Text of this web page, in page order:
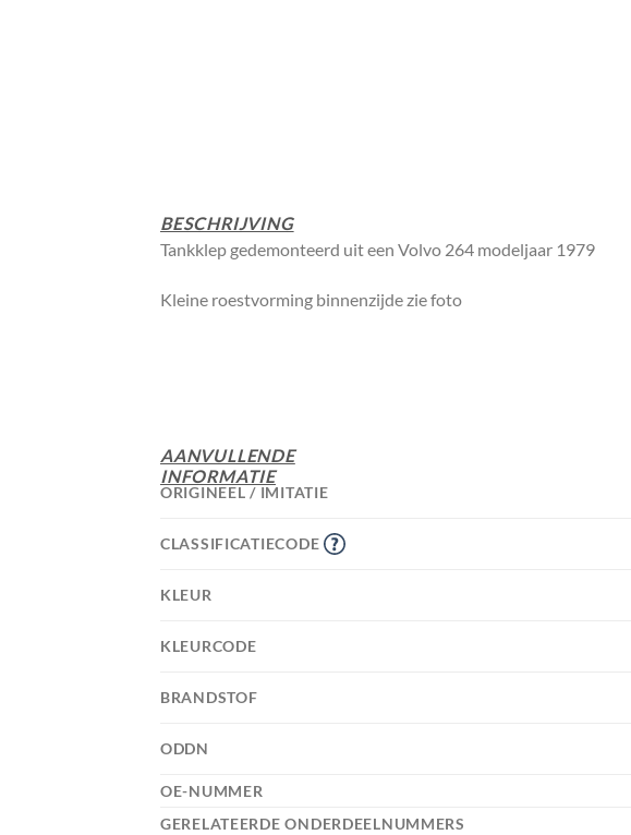
BESCHRIJVING
Tankklep gedemonteerd uit een Volvo 264 modeljaar 1979
Kleine roestvorming binnenzijde zie foto
AANVULLENDE
INFORMATIE
ORIGINEEL / IMITATIE
CLASSIFICATIECODE
KLEUR
KLEURCODE
BRANDSTOF
ODDN
OE-NUMMER
GERELATEERDE ONDERDEELNUMMERS